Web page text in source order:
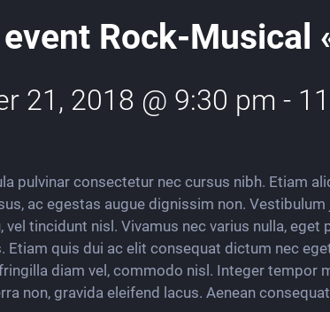
Rock-Musical
21, 2018 @ 9:30 pm -
pulvinar consectetur nec cursus nibh. Etiam
ac egestas augue dignissim non.
tincidunt nisl. Vivamus nec varius nulla,
Etiam quis dui ac elit consequat dictum nec
diam vel, commodo nisl. Integer tempor
non, gravida eleifend lacus. Aenean